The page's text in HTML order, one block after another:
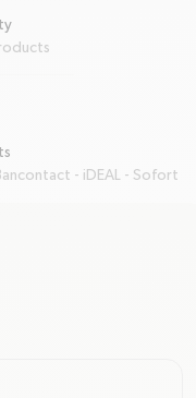
- iDEAL - Sofort